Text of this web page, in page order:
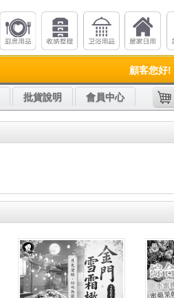
批貨說明 會員中心
顧客您好!